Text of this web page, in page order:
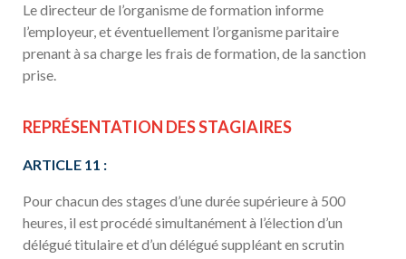
Le directeur de l’organisme de formation informe
l’employeur, et éventuellement l’organisme paritaire
prenant à sa charge les frais de formation, de la sanction
prise.
REPRÉSENTATION DES STAGIAIRES
ARTICLE 11 :
Pour chacun des stages d’une durée supérieure à 500
heures, il est procédé simultanément à l’élection d’un
délégué titulaire et d’un délégué suppléant en scrutin